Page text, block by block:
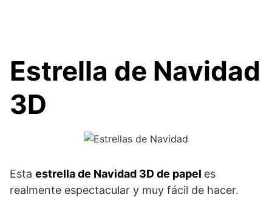
Estrella de Navidad
3D
Esta estrella de Navidad 3D de papel es
realmente espectacular y muy fácil de hacer.